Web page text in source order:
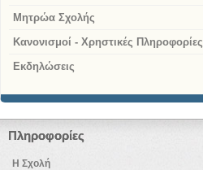
Μητρώα Σχολής
Κανονισμοί - Χρηστικές Πληροφορίες
Εκδηλώσεις
Πληροφορίες
Η Σχολή